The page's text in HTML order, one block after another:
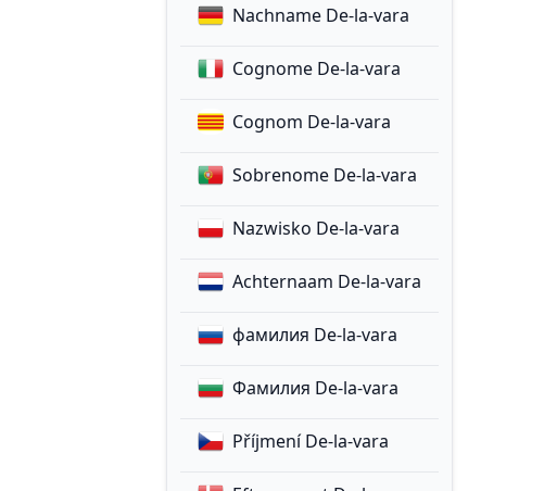
Nachname De-la-vara
Cognome De-la-vara
Cognom De-la-vara
Sobrenome De-la-vara
Nazwisko De-la-vara
Achternaam De-la-vara
фамилия De-la-vara
Фамилия De-la-vara
Příjmení De-la-vara